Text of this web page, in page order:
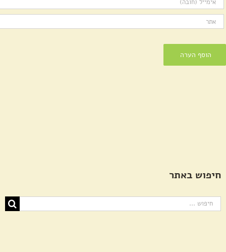
חיפוש באתר
חיפוש...